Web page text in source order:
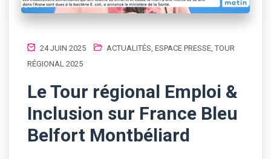
24 JUIN 2025 ACTUALITÉS ESPACE PRESSE TOUR
RÉGIONAL 2025
Le Tour régional Emploi &
Inclusion sur France Bleu
Belfort Montbéliard